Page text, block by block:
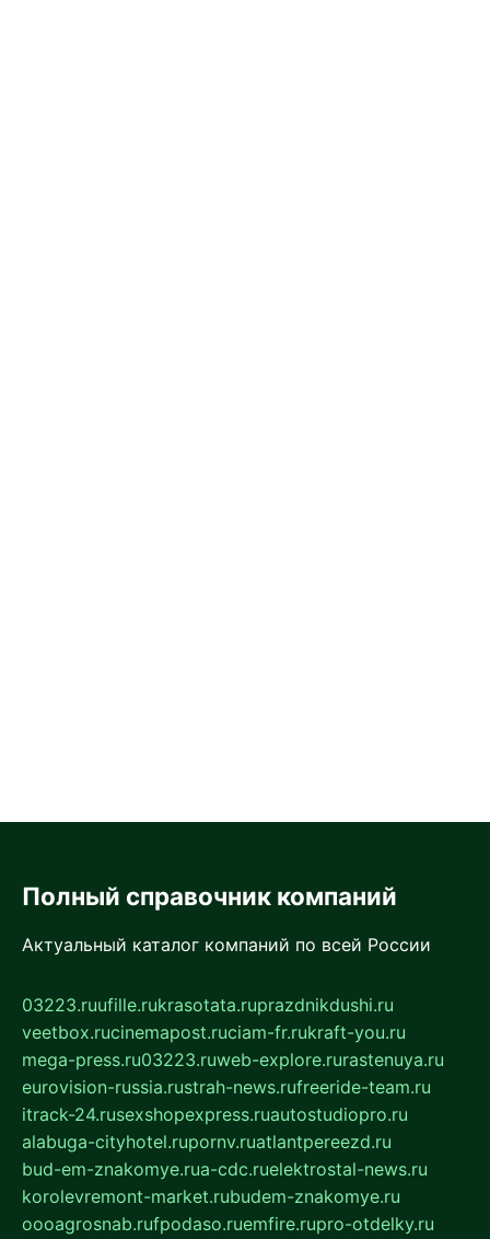
Полный справочник компаний
Актуальный каталог компаний по всей России
03223.ruufille.rukrasotata.ruprazdnikdushi.ru
veetbox.rucinemapost.ruciam-fr.rukraft-you.ru
mega-press.ru03223.ruweb-explore.rurastenuya.ru
eurovision-russia.rustrah-news.rufreeride-team.ru
itrack-24.rusexshopexpress.ruautostudiopro.ru
alabuga-cityhotel.rupornv.ruatlantpereezd.ru
bud-em-znakomye.rua-cdc.ruelektrostal-news.ru
korolevremont-market.rubudem-znakomye.ru
oooagrosnab.rufpodaso.ruemfire.rupro-otdelky.ru